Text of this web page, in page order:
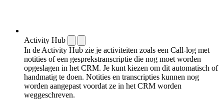
Activity Hub
In de Activity Hub zie je activiteiten zoals een Call-log met
notities of een gespreks­transcriptie die nog moet worden
opgeslagen in het CRM. Je kunt kiezen om dit automatisch of
handmatig te doen. Notities en transcripties kunnen nog
worden aangepast voordat ze in het CRM worden
weggeschreven.